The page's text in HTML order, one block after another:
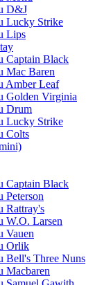
D&J
Lucky Strike
Lips
Captain Black
Mac Baren
Amber Leaf
Golden Virginia
Drum
Lucky Strike
Colts
Captain Black
Peterson
Rattray's
W.O. Larsen
Vauen
Orlik
Bell's Three Nuns
Macbaren